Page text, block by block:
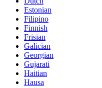
Estonian
Filipino
Finnish
Frisian
Galician
Georgian
Gujarati
Haitian
Hausa